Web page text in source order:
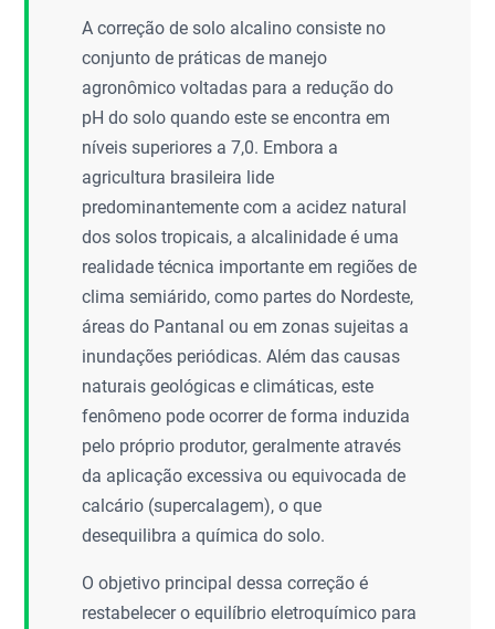
A correção de solo alcalino consiste no
conjunto de práticas de manejo
agronômico voltadas para a redução do
pH do solo quando este se encontra em
níveis superiores a 7,0. Embora a
agricultura brasileira lide
predominantemente com a acidez natural
dos solos tropicais, a alcalinidade é uma
realidade técnica importante em regiões de
clima semiárido, como partes do Nordeste,
áreas do Pantanal ou em zonas sujeitas a
inundações periódicas. Além das causas
naturais geológicas e climáticas, este
fenômeno pode ocorrer de forma induzida
pelo próprio produtor, geralmente através
da aplicação excessiva ou equivocada de
calcário (supercalagem), o que
desequilibra a química do solo.
O objetivo principal dessa correção é
restabelecer o equilíbrio eletroquímico para